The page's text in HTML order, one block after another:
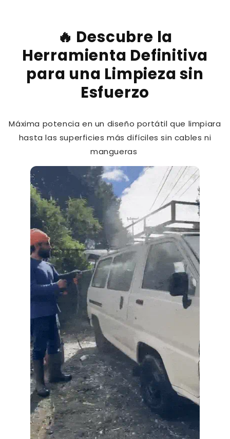
🔥 Descubre la
Herramienta Definitiva
para una Limpieza sin
Esfuerzo
Máxima potencia en un diseño portátil que limpiara
hasta las superficies más difíciles sin cables ni
mangueras